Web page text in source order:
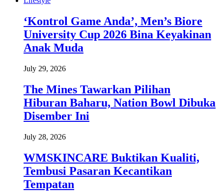
‘Kontrol Game Anda’, Men’s Biore
University Cup 2026 Bina Keyakinan
Anak Muda
July 29, 2026
The Mines Tawarkan Pilihan
Hiburan Baharu, Nation Bowl Dibuka
Disember Ini
July 28, 2026
WMSKINCARE Buktikan Kualiti,
Tembusi Pasaran Kecantikan
Tempatan